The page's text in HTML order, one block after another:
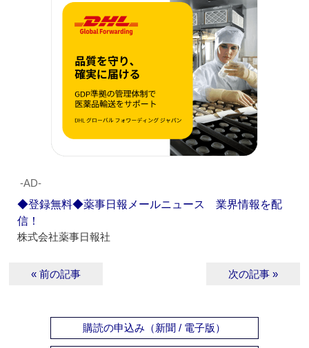
‐AD‐
◆登録無料◆薬事日報メールニュース 業界情報を配
信！
株式会社薬事日報社
« 前の記事 次の記事 »
購読の申込み（新聞 / 電子版）